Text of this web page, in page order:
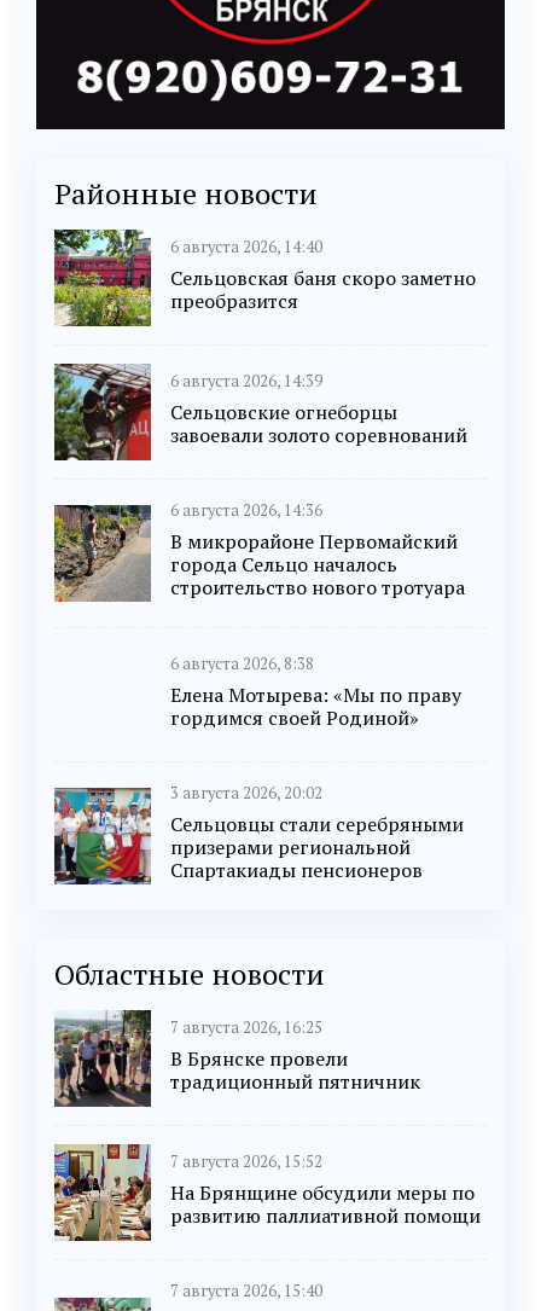
Районные новости
6 августа 2026, 14:40
Сельцовская баня скоро заметно
преобразится
6 августа 2026, 14:39
Сельцовские огнеборцы
завоевали золото соревнований
6 августа 2026, 14:36
В микрорайоне Первомайский
города Сельцо началось
строительство нового тротуара
6 августа 2026, 8:38
Елена Мотырева: «Мы по праву
гордимся своей Родиной»
3 августа 2026, 20:02
Сельцовцы стали серебряными
призерами региональной
Спартакиады пенсионеров
Областные новости
7 августа 2026, 16:25
В Брянске провели
традиционный пятничник
7 августа 2026, 15:52
На Брянщине обсудили меры по
развитию паллиативной помощи
7 августа 2026, 15:40